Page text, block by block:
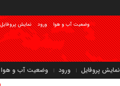
نمایش پروفایل ورود وضعیت آب و هوا
نمایش پروفایل ورود وضعیت آب و هوا